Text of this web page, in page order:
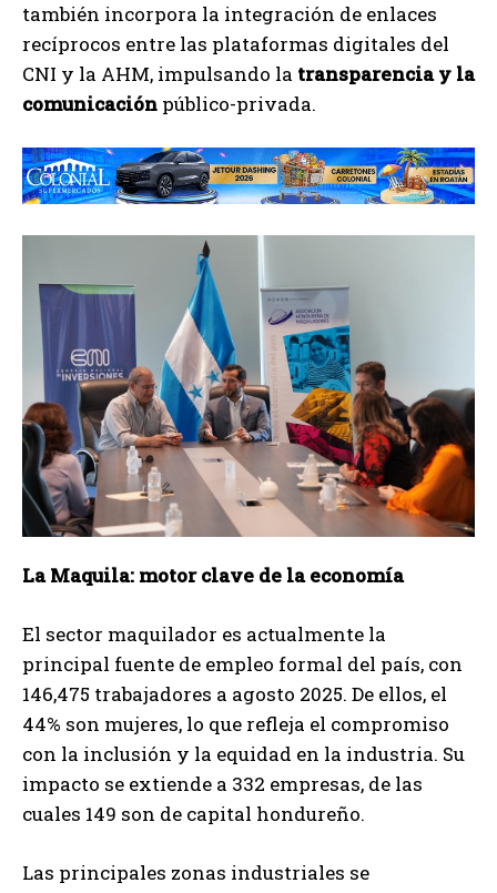
también incorpora la integración de enlaces
recíprocos entre las plataformas digitales del
CNI y la AHM, impulsando la transparencia y la
comunicación público-privada.
La Maquila: motor clave de la economía
El sector maquilador es actualmente la
principal fuente de empleo formal del país, con
146,475 trabajadores a agosto 2025. De ellos, el
44% son mujeres, lo que refleja el compromiso
con la inclusión y la equidad en la industria. Su
impacto se extiende a 332 empresas, de las
cuales 149 son de capital hondureño.
Las principales zonas industriales se